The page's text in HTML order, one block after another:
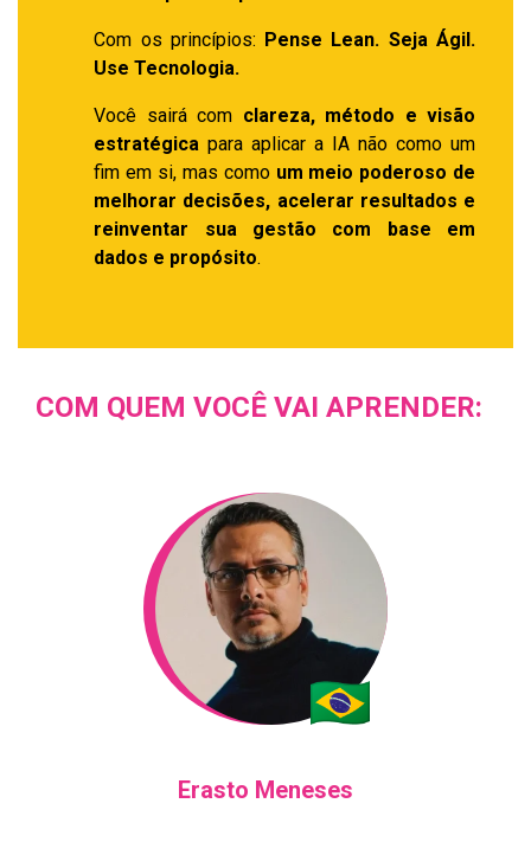
Com os princípios: Pense Lean. Seja Ágil.
Use Tecnologia.
Você sairá com clareza, método e visão
estratégica para aplicar a IA não como um
fim em si, mas como um meio poderoso de
melhorar decisões, acelerar resultados e
reinventar sua gestão com base em
dados e propósito.
COM QUEM VOCÊ VAI APRENDER:
Erasto Meneses